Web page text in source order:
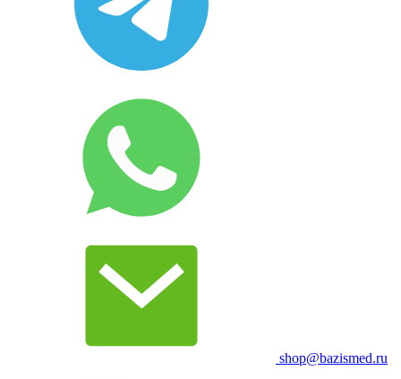
shop@bazismed.ru